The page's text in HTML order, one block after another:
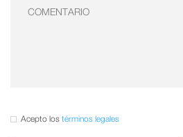
Acepto los términos legales